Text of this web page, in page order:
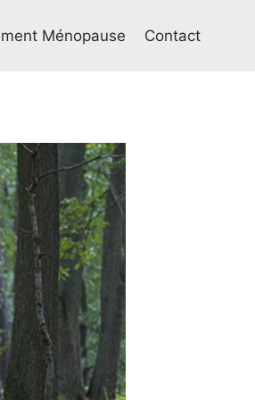
Ménopause Contact